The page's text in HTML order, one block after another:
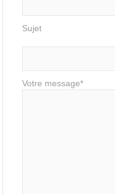
Sujet
Votre message*